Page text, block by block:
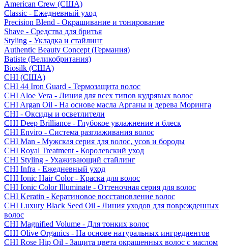
American Crew (США)
Classic - Ежедневный уход
Precision Blend - Окрашивание и тонирование
Shave - Средства для бритья
Styling - Укладка и стайлинг
Authentic Beauty Concept (Германия)
Batiste (Великобритания)
Biosilk (США)
CHI (США)
CHI 44 Iron Guard - Термозащита волос
CHI Aloe Vera - Линия для всех типов кудрявых волос
CHI Argan Oil - На основе масла Арганы и дерева Моринга
CHI - Оксиды и осветлители
CHI Deep Brilliance - Глубокое увлажнение и блеск
CHI Enviro - Система разглаживания волос
CHI Man - Мужская серия для волос, усов и бороды
CHI Royal Treatment - Королевский уход
CHI Styling - Ухаживающий стайлинг
CHI Infra - Ежедневный уход
CHI Ionic Hair Color - Краска для волос
CHI Ionic Color Illuminate - Оттеночная серия для волос
CHI Keratin - Кератиновое восстановление волос
CHI Luxury Black Seed Oil - Линия уходов для поврежденных
волос
CHI Magnified Volume - Для тонких волос
CHI Olive Organics - На основе натуральных ингредиентов
CHI Rose Hip Oil - Защита цвета окрашенных волос с маслом